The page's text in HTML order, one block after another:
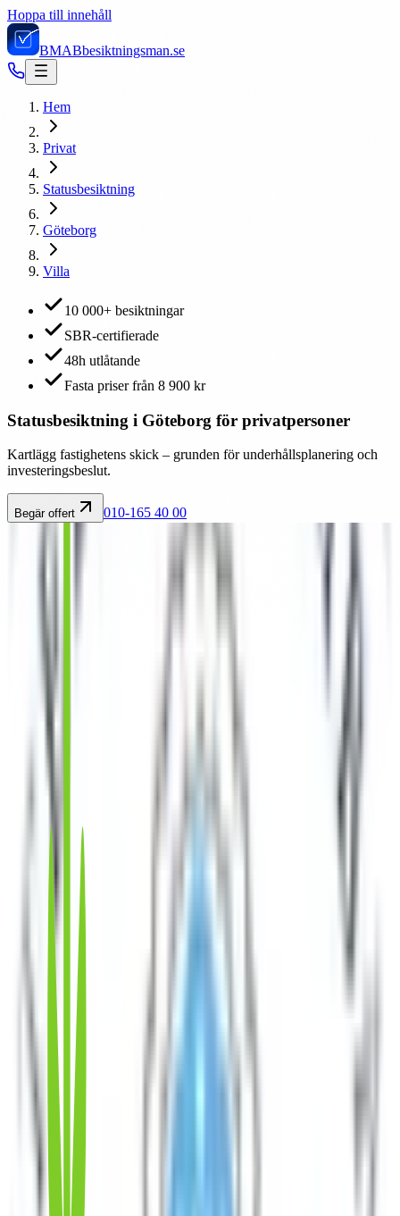
Hoppa till innehåll
BMABbesiktningsman.se
Hem
Privat
Statusbesiktning
Göteborg
Villa
10 000+ besiktningar
SBR-certifierade
48h utlåtande
Fasta priser från 8 900 kr
Statusbesiktning i Göteborg för privatpersoner
Kartlägg fastighetens skick – grunden för underhållsplanering och
investeringsbeslut.
Begär offert 010-165 40 00